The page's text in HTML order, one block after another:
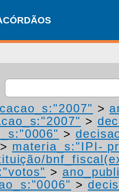
>
>
>
> materia_s:"IPI-
>
>